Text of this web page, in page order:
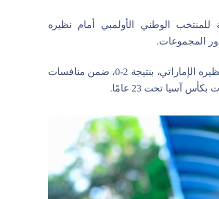
للمنتخب الوطني الأولمبي أمام نظيره
المجموعات.
وحقق المنتخب الوطني فوزًا غاليًا أمام نظيره الإماراتي، بنتيجة 2-0، ضمن منافسات
آسيا تحت 23 عامًا.